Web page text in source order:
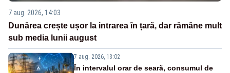
7 aug. 2026, 14:03
Dunărea crește ușor la intrarea în țară, dar rămâne mult
sub media lunii august
7 aug. 2026, 13:02
În intervalul orar de seară, consumul de